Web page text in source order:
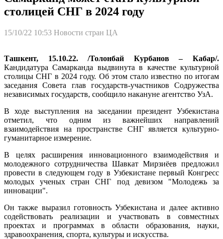
столицей СНГ в 2024 году
15/10/22 10:53 Новости стран ЦА
Ташкент, 15.10.22. /Толонбай Курбанов – Кабар/.
Кандидатура Самарканда выдвинута в качестве культурной
столицы СНГ в 2024 году. Об этом стало известно по итогам
заседания Совета глав государств-участников Содружества
независимых государств, сообщило накануне агентство УзА.
В ходе выступления на заседании президент Узбекистана
отметил, что одним из важнейших направлений
взаимодействия на пространстве СНГ является культурно-
гуманитарное измерение.
В целях расширения инновационного взаимодействия и
молодежного сотрудничества Шавкат Мирзиёев предложил
провести в следующем году в Узбекистане первый Конгресс
молодых ученых стран СНГ под девизом "Молодежь за
инновации".
Он также выразил готовность Узбекистана и далее активно
содействовать реализации и участвовать в совместных
проектах и программах в области образования, науки,
здравоохранения, спорта, культуры и искусства.